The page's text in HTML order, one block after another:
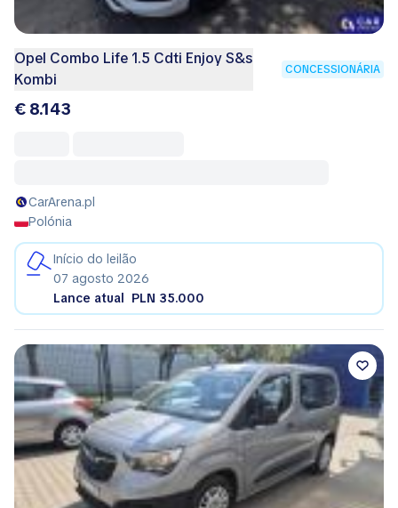
Opel Combo Life 1.5 Cdti Enjoy S&s
Kombi
CONCESSIONÁRIA
€ 8.143
CarArena.pl
Polónia
Início do leilão
07 agosto 2026
Lance atual PLN 35.000